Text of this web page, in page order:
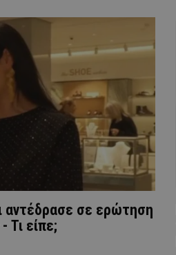
αντέδρασε σε ερώτηση
Τι είπε;